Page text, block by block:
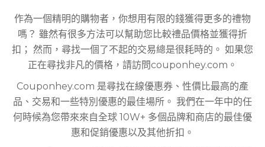
作為一個精明的購物者，你想用有限的錢獲得更多的禮物
嗎？ 雖然有很多方法可以幫助您比較禮品價格並獲得折
扣； 然而，尋找一個了不起的交易總是很耗時的。 如果您
正在尋找非凡的價格，請訪問couponhey.com。
Couponhey.com 是尋找在線優惠券、性價比最高的產
品、交易和一些特別優惠的最佳場所。 我們在一年中的任
何時候為您帶來來自全球 10W+ 多個品牌和商店的最佳優
惠和促銷優惠以及其他折扣。